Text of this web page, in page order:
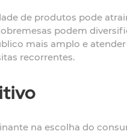
de produtos pode
podem
mais amplo e
recorrentes.
na escolha do